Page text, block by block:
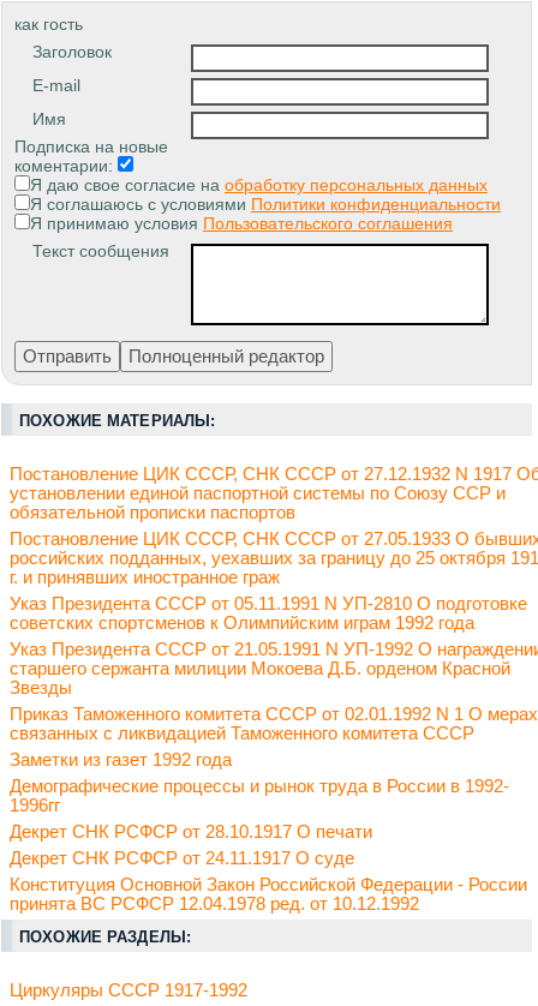
как гость
Заголовок
E-mail
Имя
Подписка на новые
коментарии:
Я даю свое согласие на обработку персональных данных
Я соглашаюсь с условиями Политики конфиденциальности
Я принимаю условия Пользовательского соглашения
Текст сообщения
ПОХОЖИЕ МАТЕРИАЛЫ:
Постановление ЦИК СССР, СНК СССР от 27.12.1932 N 1917
установлении единой паспортной системы по Союзу ССР и
обязательной прописки паспортов
Постановление ЦИК СССР, СНК СССР от 27.05.1933 О
российских подданных, уехавших за границу до 25 октября
г. и принявших иностранное граж
Указ Президента СССР от 05.11.1991 N УП-2810 О подготовке
советских спортсменов к Олимпийским играм 1992 года
Указ Президента СССР от 21.05.1991 N УП-1992 О
старшего сержанта милиции Мокоева Д.Б. орденом Красной
Звезды
Приказ Таможенного комитета СССР от 02.01.1992 N 1 О
связанных с ликвидацией Таможенного комитета СССР
Заметки из газет 1992 года
Демографические процессы и рынок труда в России в 1992-
1996гг
Декрет СНК РСФСР от 28.10.1917 О печати
Декрет СНК РСФСР от 24.11.1917 О суде
Конституция Основной Закон Российской Федерации - России
принята ВС РСФСР 12.04.1978 ред. от 10.12.1992
ПОХОЖИЕ РАЗДЕЛЫ:
Циркуляры СССР 1917-1992